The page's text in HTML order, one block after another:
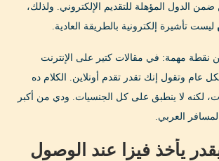
ضمن الدول المؤهلة للتقديم الإلكتروني. ولذلك،
ليست تأشيرة إلكترونية بالطريقة العادية.
من نقطة مهمة: في مقالات كتير على الإنترنت
عام وتقول إنك تقدر تقدم أونلاين. الكلام ده
لكنه لا ينطبق على كل الجنسيات. ودي من أكبر
العربي.
يأخذ فيزا عند الوصول